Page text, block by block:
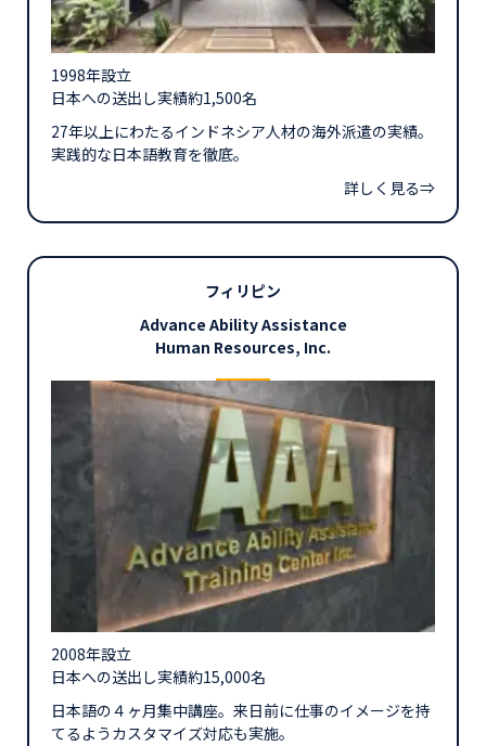
1998年設立
日本への送出し実績約1,500名
27年以上にわたるインドネシア人材の海外派遣の実績。
実践的な日本語教育を徹底。
詳しく見る⇒
フィリピン
Advance Ability Assistance
Human Resources, Inc.
2008年設立
日本への送出し実績約15,000名
日本語の４ヶ月集中講座。来日前に仕事のイメージを持
てるようカスタマイズ対応も実施。